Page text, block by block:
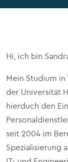
Hi, ich bin
Mein Studium
der Universität
hierduch den
seit 2004 im
Spezialisierung